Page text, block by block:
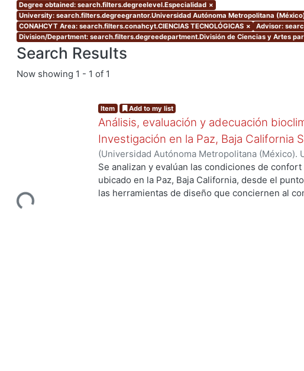
Degree obtained: search.filters.degreelevel.Especialidad ×
University: search.filters.degreegrantor.Universidad Autónoma Metropolitana
CONAHCYT Area: search.filters.conahcyt.CIENCIAS TECNOLÓGICAS × Advisor:
Division/Department: search.filters.degreedepartment.División de Ciencias y Artes
Search Results
Now showing 1 - 1 of 1
Loading...
Item Add to my list
Análisis, evaluación y adecuación
Investigación en la Paz, Baja California
(Universidad Autónoma Metropolitana (México).
de Servicios de Información.,1999-12 )García
Se analizan y evalúan las condiciones de
ubicado en la Paz, Baja California, desde el
las herramientas de diseño que conciernen al